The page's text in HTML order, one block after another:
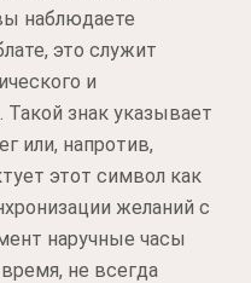
наблюдаете
это служит
и
Такой знак указывает
или, напротив,
этот символ как
желаний с
наручные часы
не всегда